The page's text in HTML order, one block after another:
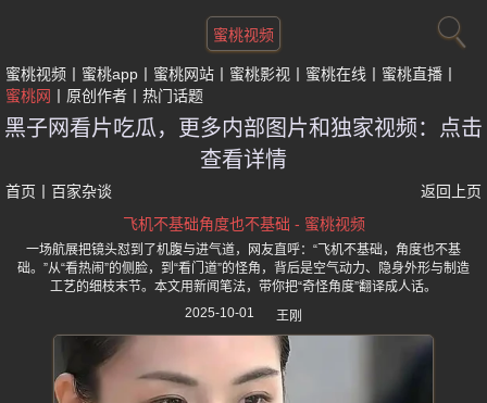
蜜桃视频
蜜桃视频 蜜桃app 蜜桃网站 蜜桃影视 蜜桃在线
蜜桃直播
蜜桃网
原创作者 热门话题
黑子网看片吃瓜，更多内部图片和独家视频：点击
查看详情
首页 百家杂谈
返回上页
飞机不基础角度也不基础 - 蜜桃视频
一场航展把镜头怼到了机腹与进气道，网友直呼：“飞机不基础，角度也不基
础。”从“看热闹”的侧脸，到“看门道”的怪角，背后是空气动力、隐身外形与制造
工艺的细枝末节。本文用新闻笔法，带你把“奇怪角度”翻译成人话。
2025-10-01
王刚